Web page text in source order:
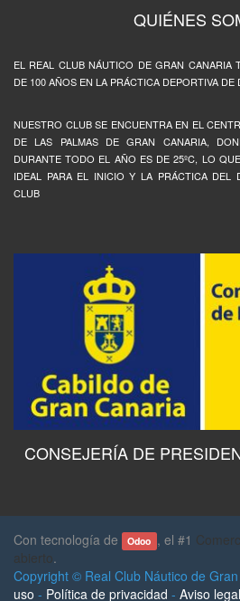
QUIÉNES
EL REAL CLUB NÁUTICO DE GRAN CANARIA
DE 100 AÑOS EN LA PRÁCTICA DEPORTIVA DE
NUESTRO CLUB SE ENCUENTRA EN EL
DE LAS PALMAS DE GRAN CANARIA,
DURANTE TODO EL AÑO ES DE 25ºC, LO
IDEAL PARA EL INICIO Y LA PRÁCTICA DEL
CLUB
CONSEJERÍA DE
Con tecnología de Odoo , el #1
abierto.
Copyright © Real Club Náutico de
uso - Política de privacidad - Aviso legal